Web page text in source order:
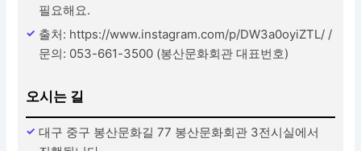
필요해요.
출처: https://www.instagram.com/p/DW3a0oyiZTL/ /
문의: 053-661-3500 (봉산문화회관 대표번호)
오시는 길
대구 중구 봉산문화길 77 봉산문화회관 3전시실에서